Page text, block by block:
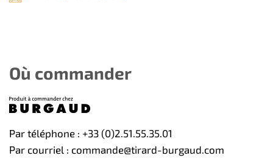
Où commander
Par téléphone : +33 (0)2.51.55.35.01
Par courriel : commande@tirard-burgaud.com